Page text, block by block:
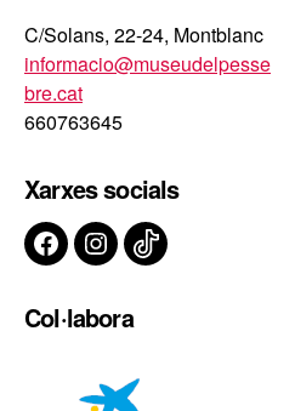
C/Solans, 22-24, Montblanc
informacio@museudelpesse
bre.cat
660763645
Xarxes socials
Facebook
Instagram
TikTok
Col·labora